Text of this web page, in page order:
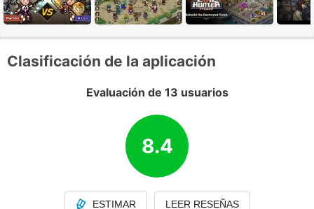
Clasificación de la aplicación
Evaluación de 13 usuarios
8.4
ESTIMAR LEER RESEÑAS